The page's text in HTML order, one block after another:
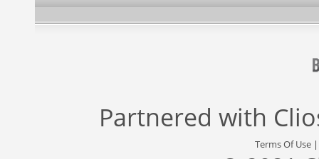
Partnered with
Terms Of Use